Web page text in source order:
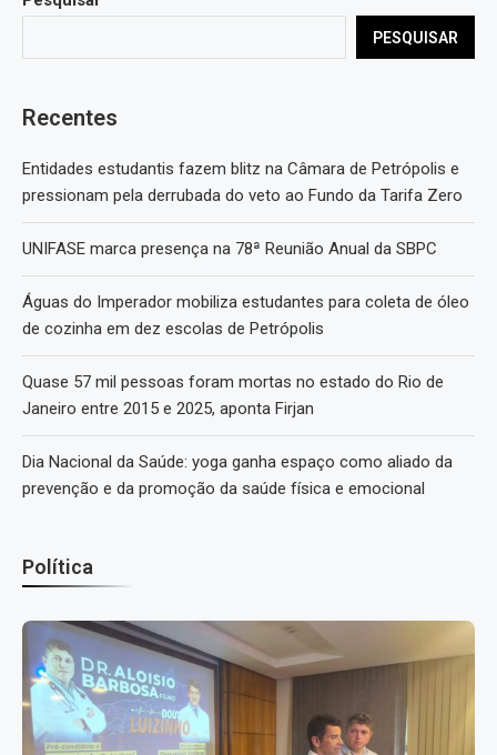
PESQUISAR
Recentes
Entidades estudantis fazem blitz na Câmara de Petrópolis e
pressionam pela derrubada do veto ao Fundo da Tarifa Zero
UNIFASE marca presença na 78ª Reunião Anual da SBPC
Águas do Imperador mobiliza estudantes para coleta de óleo
de cozinha em dez escolas de Petrópolis
Quase 57 mil pessoas foram mortas no estado do Rio de
Janeiro entre 2015 e 2025, aponta Firjan
Dia Nacional da Saúde: yoga ganha espaço como aliado da
prevenção e da promoção da saúde física e emocional
Política